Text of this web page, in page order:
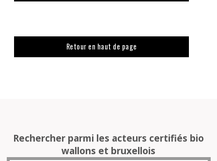
Retour en haut de page
Rechercher parmi les acteurs certifiés bio
wallons et bruxellois